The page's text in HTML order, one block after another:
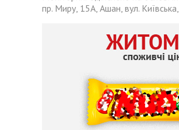
пр. Миру, 15А, Ашан, вул.